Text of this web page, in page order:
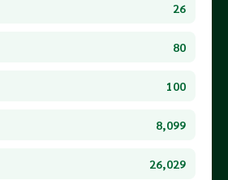
26
80
100
8,099
26,029